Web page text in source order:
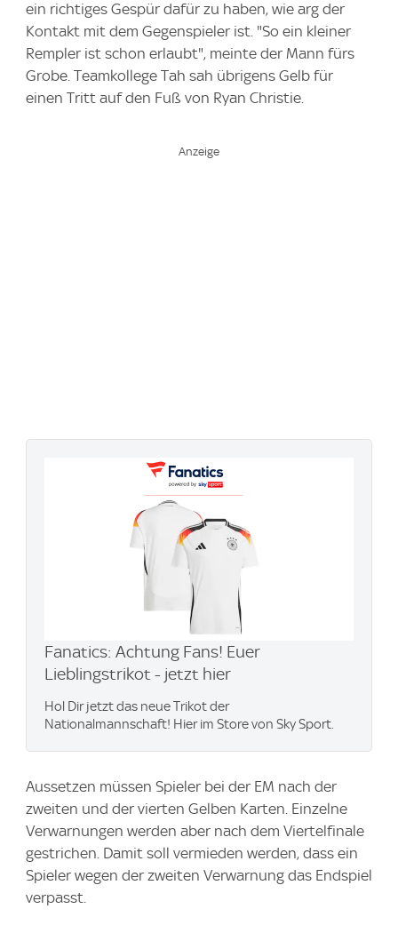
ein richtiges Gespür dafür zu haben, wie arg der
Kontakt mit dem Gegenspieler ist. "So ein kleiner
Rempler ist schon erlaubt", meinte der Mann fürs
Grobe. Teamkollege Tah sah übrigens Gelb für
einen Tritt auf den Fuß von Ryan Christie.
Fanatics: Achtung Fans! Euer
Lieblingstrikot - jetzt hier
Hol Dir jetzt das neue Trikot der
Nationalmannschaft! Hier im Store von Sky Sport.
Aussetzen müssen Spieler bei der EM nach der
zweiten und der vierten Gelben Karten. Einzelne
Verwarnungen werden aber nach dem Viertelfinale
gestrichen. Damit soll vermieden werden, dass ein
Spieler wegen der zweiten Verwarnung das Endspiel
verpasst.